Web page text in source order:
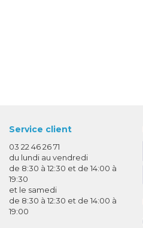
Service client
03 22 46 26 71
du lundi au vendredi
de 8:30 à 12:30 et de 14:00 à
19:30
et le samedi
de 8:30 à 12:30 et de 14:00 à
19:00